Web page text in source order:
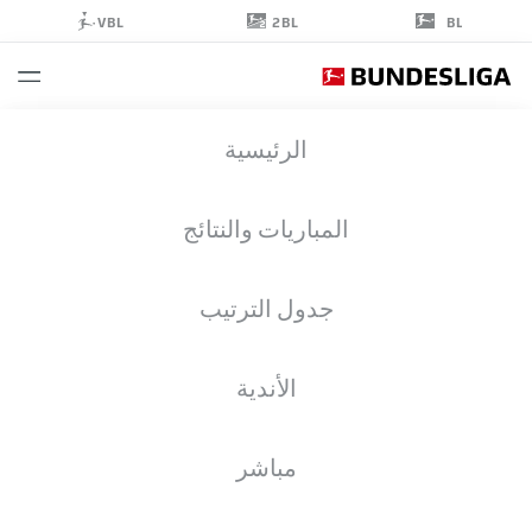
BL
2BL
VBL
الرئيسية
المباريات والنتائج
جدول الترتيب
الأندية
مباشر